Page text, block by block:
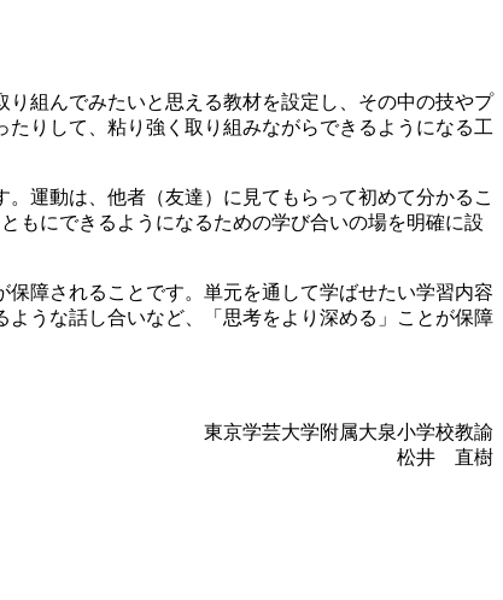
組んでみたいと思える教材を設定し、その中の技やプ
りして、粘り強く取り組みながらできるようになる工
運動は、他者（友達）に見てもらって初めて分かるこ
もにできるようになるための学び合いの場を明確に設
障されることです。単元を通して学ばせたい学習内容
うな話し合いなど、「思考をより深める」ことが保障
東京学芸大学附属大泉小学校教諭
松井 直樹